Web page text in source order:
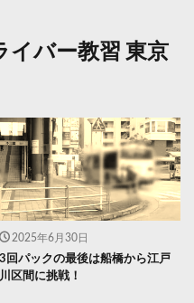
イバー教習 東京
2025年6月30日
3回パックの最後は船橋から江戸
川区間に挑戦！